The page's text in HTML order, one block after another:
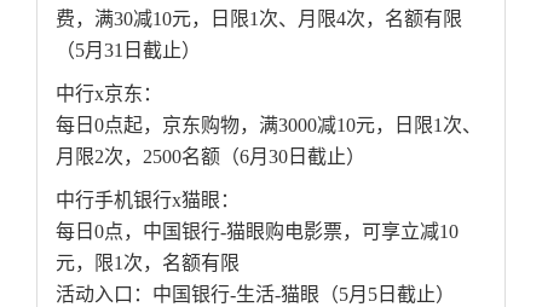
费，满30减10元，日限1次、月限4次，名额有限
（5月31日截止）
中行x京东：
每日0点起，京东购物，满3000减10元，日限1次、
月限2次，2500名额（6月30日截止）
中行手机银行x猫眼：
每日0点，中国银行-猫眼购电影票，可享立减10
元，限1次，名额有限
活动入口：中国银行-生活-猫眼（5月5日截止）